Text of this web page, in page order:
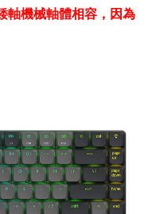
軸機械軸體相容，因為